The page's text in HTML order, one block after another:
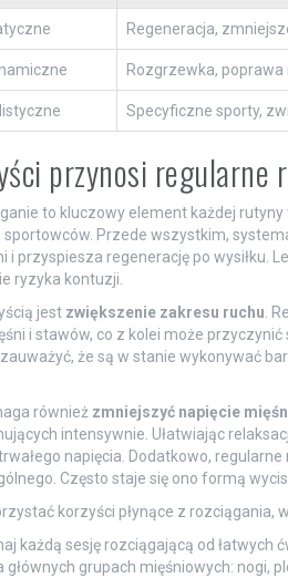
Regeneracja,
Rozgrzewka, poprawa
Specyficzne sporty,
przynosi regularne
to kluczowy element każdej
sportowców. Przede wszystkim,
i przyspiesza regenerację po wysiłku.
ryzyka kontuzji.
jest zwiększenie zakresu ruchu .
i stawów, co z kolei może
że są w stanie wykonywać
również zmniejszyć napięcie
intensywnie. Ułatwiając
napięcia. Dodatkowo,
Często staje się ono formą
korzyści płynące z
każdą sesję rozciągającą od
głównych grupach mięśniowych: nogi,